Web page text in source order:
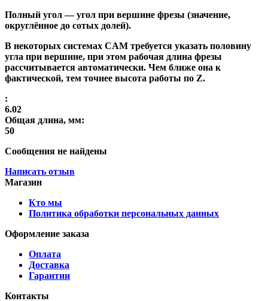
Полный угол— угол при вершине фрезы (значение,
округлённое до сотых долей).
В некоторых системах CAM требуется указать половину
угла при вершине, при этом рабочая длина фрезы
рассчитывается автоматически. Чем ближе она к
фактической, тем точнее высота работы по Z.
:
6.02
Общая длина, мм:
50
Сообщения не найдены
Написать отзыв
Магазин
Кто мы
Политика обработки персональных данных
Оформление заказа
Оплата
Доставка
Гарантии
Контакты